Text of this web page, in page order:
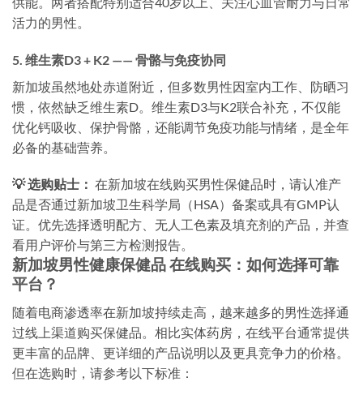
活力的男性。
5. 维生素D3 + K2 —— 骨骼与免疫协同
新加坡虽然地处赤道附近，但多数男性因室内工作、防晒习
惯，依然缺乏维生素D。维生素D3与K2联合补充，不仅能
优化钙吸收、保护骨骼，还能调节免疫功能与情绪，是全年
必备的基础营养。
💡 选购贴士： 在新加坡在线购买男性保健品时，请认准产
品是否通过新加坡卫生科学局（HSA）备案或具有GMP认
证。优先选择透明配方、无人工色素及填充剂的产品，并查
看用户评价与第三方检测报告。
新加坡男性健康保健品 在线购买：如何选择可靠
平台？
随着电商渗透率在新加坡持续走高，越来越多的男性选择通
过线上渠道购买保健品。相比实体药房，在线平台通常提供
更丰富的品牌、更详细的产品说明以及更具竞争力的价格。
但在选购时，请参考以下标准：